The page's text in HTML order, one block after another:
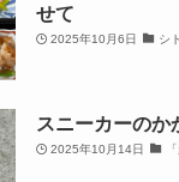
せて
2025年10月6日 シ
スニーカーのか
2025年10月14日